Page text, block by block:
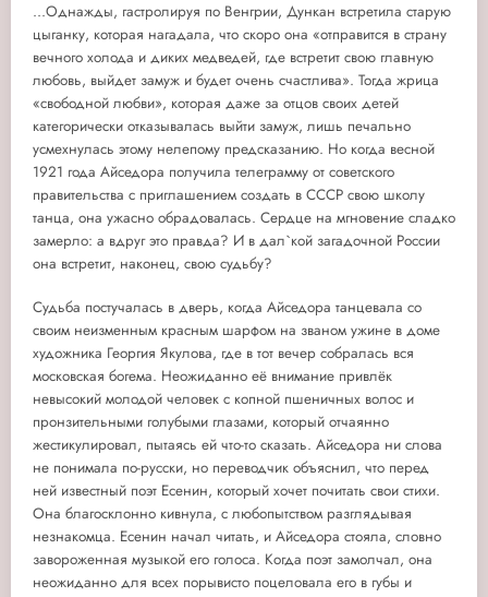
...Однажды, гастролируя по Венгрии, Дункан встретила старую
цыганку, которая нагадала, что скоро она «отправится в страну
вечного холода и диких медведей, где встретит свою главную
любовь, выйдет замуж и будет очень счастлива». Тогда жрица
«свободной любви», которая даже за отцов своих детей
категорически отказывалась выйти замуж, лишь печально
усмехнулась этому нелепому предсказанию. Но когда весной
1921 года Айседора получила телеграмму от советского
правительства с приглашением создать в СССР свою школу
танца, она ужасно обрадовалась. Сердце на мгновение сладко
замерло: а вдруг это правда? И в дал`кой загадочной России
она встретит, наконец, свою судьбу?
Судьба постучалась в дверь, когда Айседора танцевала со
своим неизменным красным шарфом на званом ужине в доме
художника Георгия Якулова, где в тот вечер собралась вся
московская богема. Неожиданно её внимание привлёк
невысокий молодой человек с копной пшеничных волос и
пронзительными голубыми глазами, который отчаянно
жестикулировал, пытаясь ей что-то сказать. Айседора ни слова
не понимала по-русски, но переводчик объяснил, что перед
ней известный поэт Есенин, который хочет почитать свои стихи.
Она благосклонно кивнула, с любопытством разглядывая
незнакомца. Есенин начал читать, и Айседора стояла, словно
завороженная музыкой его голоса. Когда поэт замолчал, она
неожиданно для всех порывисто поцеловала его в губы и